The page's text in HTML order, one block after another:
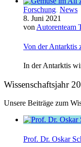
Forschung, News
8. Juni 2021
von Autorenteam
Von der Antarktis
In der Antarktis
Wissenschaftsjahr
Unsere Beiträge zum
Prof. Dr. Oskar